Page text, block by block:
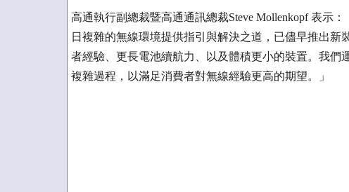
高通執行副總裁暨高通通訊總裁Steve Mollenkopf 表示
日複雜的無線環境提供指引與解決之道，已儘早推出新
者經驗、更長電池續航力、以及體積更小的裝置。我們
複雜過程，以滿足消費者對無線經驗更高的期望。」